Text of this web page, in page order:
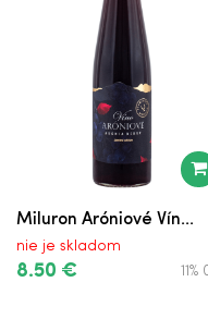
Liora Sparkling
Nealkoholické
Liora Sparkling
Nealkoholické
Nealkoholické
Ovia_ Rosé
Miluron Aróniové Vín...
nie je skladom
8.50 € 11%